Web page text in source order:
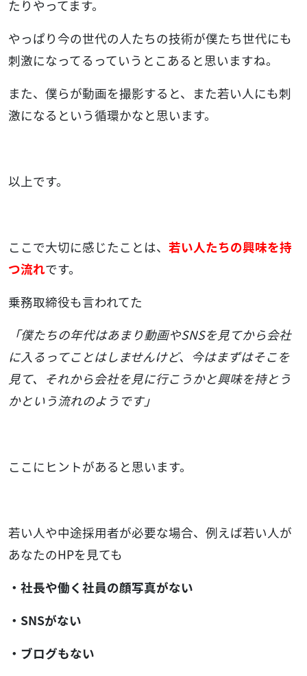
たりやってます。
やっぱり今の世代の人たちの技術が僕たち世代にも
刺激になってるっていうとこあると思いますね。
また、僕らが動画を撮影すると、また若い人にも刺
激になるという循環かなと思います。
以上です。
ここで大切に感じたことは、 若い人たちの興味を持
つ流れです。
乗務取締役も言われてた
「僕たちの年代はあまり動画やSNSを見てから会社
に入るってことはしませんけど、今はまずはそこを
見て、それから会社を見に行こうかと興味を持とう
かという流れのようです」
ここにヒントがあると思います。
若い人や中途採用者が必要な場合、例えば若い人が
あなたのHPを見ても
・社長や働く社員の顔写真がない
・SNSがない
・ブログもない